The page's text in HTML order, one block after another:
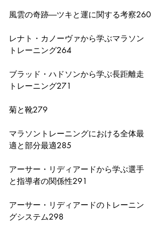
風雲の奇跡―ツキと運に関する考察260
レナト・カノーヴァから学ぶマラソン
トレーニング264
ブラッド・ハドソンから学ぶ長距離走
トレーニング271
菊と靴279
マラソントレーニングにおける全体最
適と部分最適285
アーサー・リディアードから学ぶ選手
と指導者の関係性291
アーサー・リディアードのトレーニン
グシステム298